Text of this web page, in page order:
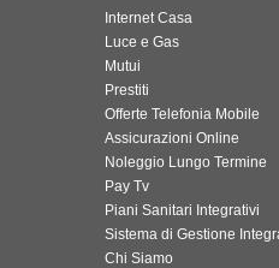
Internet Casa
Luce e Gas
Mutui
Prestiti
Offerte Telefonia Mobile
Assicurazioni Online
Noleggio Lungo Termine
Pay Tv
Piani Sanitari Integrativi
Sistema di Gestione
Chi Siamo